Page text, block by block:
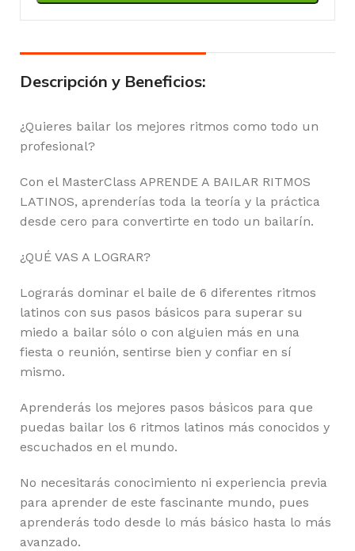
Descripción y Beneficios:
¿Quieres bailar los mejores ritmos como todo un
profesional?
Con el MasterClass APRENDE A BAILAR RITMOS
LATINOS, aprenderías toda la teoría y la práctica
desde cero para convertirte en todo un bailarín.
¿QUÉ VAS A LOGRAR?
Lograrás dominar el baile de 6 diferentes ritmos
latinos con sus pasos básicos para superar su
miedo a bailar sólo o con alguien más en una
fiesta o reunión, sentirse bien y confiar en sí
mismo.
Aprenderás los mejores pasos básicos para que
puedas bailar los 6 ritmos latinos más conocidos y
escuchados en el mundo.
No necesitarás conocimiento ni experiencia previa
para aprender de este fascinante mundo, pues
aprenderás todo desde lo más básico hasta lo más
avanzado.